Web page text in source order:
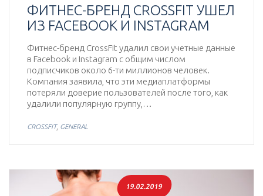
ФИТНЕС-БРЕНД CROSSFIT УШЕЛ
ИЗ FACEBOOK И INSTAGRAM
Фитнес-бренд CrossFit удалил свои учетные данные
в Facebook и Instagram с общим числом
подписчиков около 6-ти миллионов человек.
Компания заявила, что эти медиаплатформы
потеряли доверие пользователей после того, как
удалили популярную группу,…
CROSSFIT, GENERAL
19.02.2019